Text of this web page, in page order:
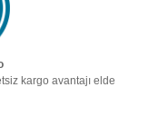
kargo avantajı elde